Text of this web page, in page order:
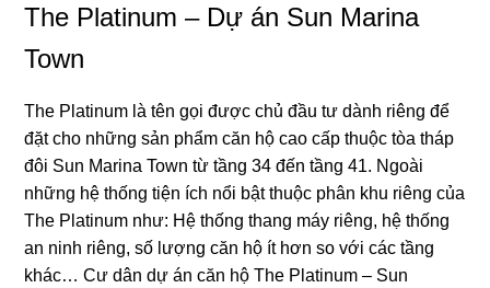
The Platinum – Dự án Sun Marina
Town
The Platinum là tên gọi được chủ đầu tư dành riêng để
đặt cho những sản phẩm căn hộ cao cấp thuộc tòa tháp
đôi Sun Marina Town từ tầng 34 đến tầng 41. Ngoài
những hệ thống tiện ích nổi bật thuộc phân khu riêng của
The Platinum như: Hệ thống thang máy riêng, hệ thống
an ninh riêng, số lượng căn hộ ít hơn so với các tầng
khác… Cư dân dự án căn hộ The Platinum – Sun